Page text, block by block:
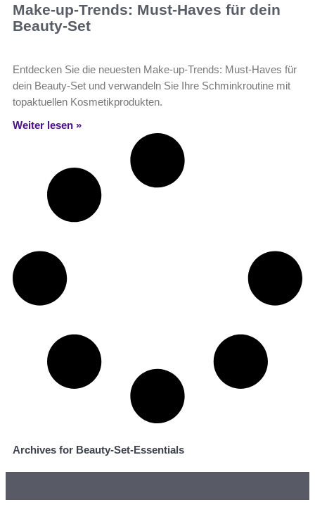
Make-up-Trends: Must-Haves für dein
Beauty-Set
Entdecken Sie die neuesten Make-up-Trends: Must-Haves für
dein Beauty-Set und verwandeln Sie Ihre Schminkroutine mit
topaktuellen Kosmetikprodukten.
Weiter lesen »
Archives for Beauty-Set-Essentials